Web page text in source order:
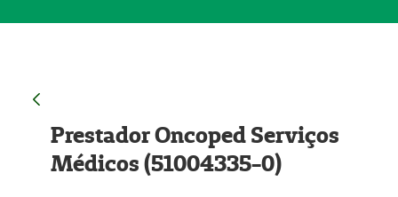
Prestador Oncoped Serviços
Médicos (51004335-0)